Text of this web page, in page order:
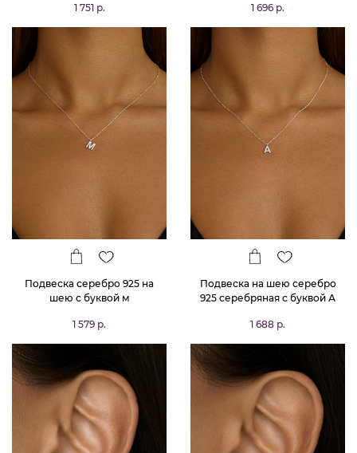
1 751 р. 1 696 р.
Подвеска серебро 925 на
шею с буквой м
1 579 р.
Подвеска на шею серебро
925 серебряная с буквой А
1 688 р.